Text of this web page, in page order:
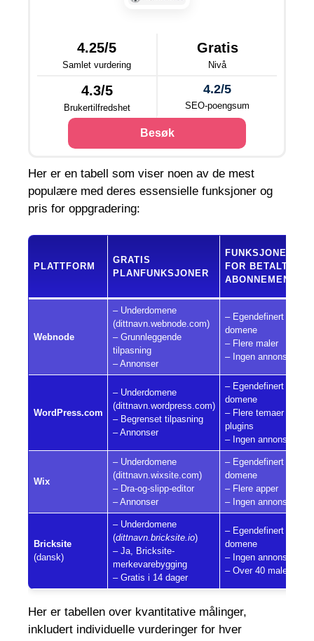
4.25/5
Samlet vurdering
Gratis
Nivå
4.3/5
Brukertilfredshet
4.2/5
SEO-poengsum
Besøk
Her er en tabell som viser noen av de mest
populære med deres essensielle funksjoner og
pris for oppgradering:
PLATTFORM
GRATIS
PLANFUNKSJONER
FUNKSJONER
FOR BETALT
ABONNEMENT
Webnode
– Underdomene
(dittnavn.webnode.com)
– Grunnleggende
tilpasning
– Annonser
– Egendefinert
domene
– Flere maler
– Ingen annonser
WordPress.com
– Underdomene
(dittnavn.wordpress.com)
– Begrenset tilpasning
– Annonser
– Egendefinert
domene
– Flere temaer og
plugins
– Ingen annonser
Wix
– Underdomene
(dittnavn.wixsite.com)
– Dra-og-slipp-editor
– Annonser
– Egendefinert
domene
– Flere apper
– Ingen annonser
Bricksite
(dansk)
– Underdomene
(dittnavn.bricksite.io)
– Ja, Bricksite-
merkevarebygging
– Gratis i 14 dager
– Egendefinert
domene
– Ingen annonser
– Over 40 maler
Her er tabellen over kvantitative målinger,
inkludert individuelle vurderinger for hver